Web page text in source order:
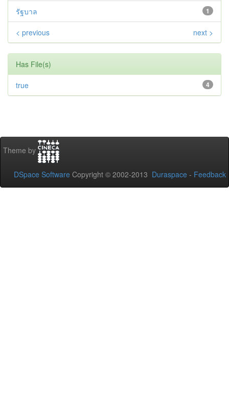
1
รัฐบาล
< previous next >
Has File(s)
4
true
Theme by
DSpace Software Copyright © 2002-2013 Duraspace - Feedback